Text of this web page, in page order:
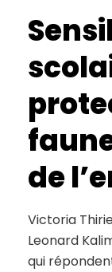
de
Victoria
Leonard
qui